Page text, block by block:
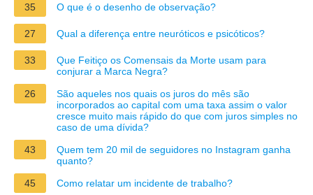
35 O que é o desenho de observação?
27 Qual a diferença entre neuróticos e psicóticos?
33
Que Feitiço os Comensais da Morte usam para
conjurar a Marca Negra?
26
São aqueles nos quais os juros do mês são
incorporados ao capital com uma taxa assim o valor
cresce muito mais rápido do que com juros simples no
caso de uma dívida?
43
Quem tem 20 mil de seguidores no Instagram ganha
quanto?
45
Como relatar um incidente de trabalho?